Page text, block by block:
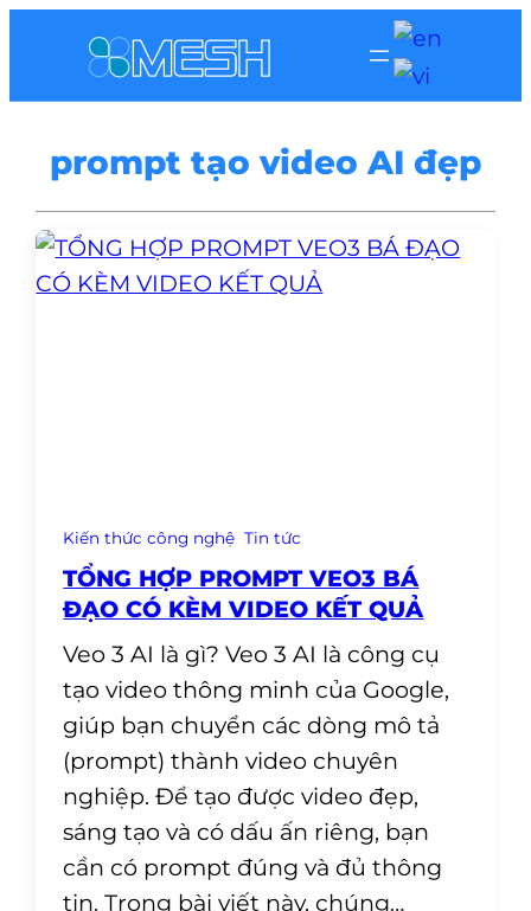
prompt tạo video AI đẹp
Kiến thức công nghệ Tin tức
TỔNG HỢP PROMPT VEO3 BÁ
ĐẠO CÓ KÈM VIDEO KẾT QUẢ
Veo 3 AI là gì? Veo 3 AI là công cụ
tạo video thông minh của Google,
giúp bạn chuyển các dòng mô tả
(prompt) thành video chuyên
nghiệp. Để tạo được video đẹp,
sáng tạo và có dấu ấn riêng, bạn
cần có prompt đúng và đủ thông
tin. Trong bài viết này, chúng…